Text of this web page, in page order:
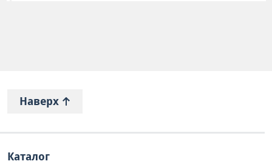
Наверх
Каталог